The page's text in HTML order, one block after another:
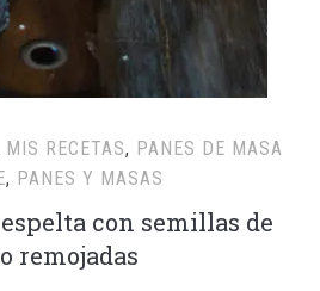
MIS RECETAS, PANES DE MASA
, PANES Y MASAS
con semillas de
remojadas